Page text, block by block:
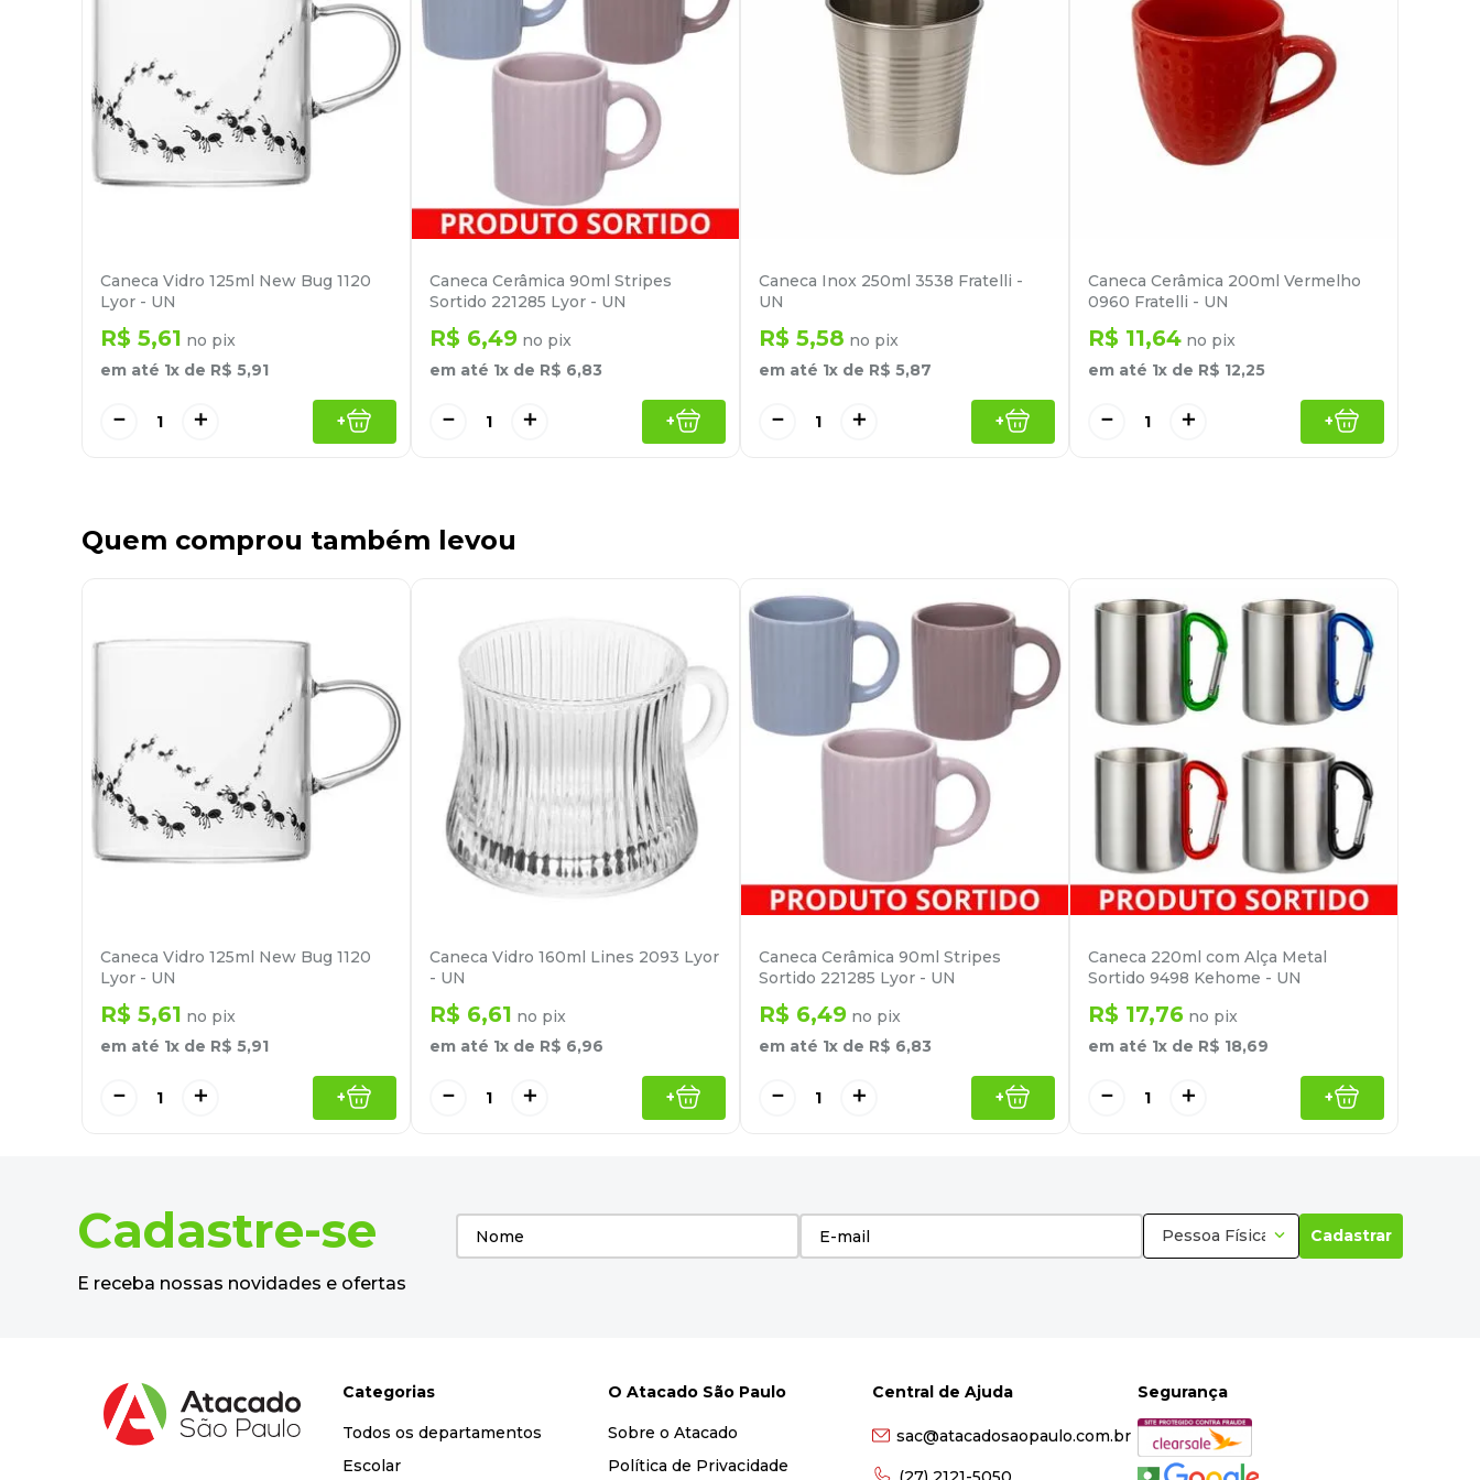
Caneca Vidro 125ml New Bug 1120
Lyor - UN
R$ 5,61 no pix
em até 1x de R$ 5,91
＋
－ +
Caneca Cerâmica 90ml Stripes
Sortido 221285 Lyor - UN
R$ 6,49 no pix
em até 1x de R$ 6,83
＋
－ +
Caneca Inox 250ml 3538 Fratelli -
UN
R$ 5,58 no pix
em até 1x de R$ 5,87
＋
－ +
Caneca Cerâmica 200ml Vermelho
0960 Fratelli - UN
R$ 11,64 no pix
em até 1x de R$ 12,25
＋
－ +
Quem comprou também levou
Caneca Vidro 125ml New Bug 1120
Lyor - UN
R$ 5,61 no pix
em até 1x de R$ 5,91
＋
－ +
Caneca Vidro 160ml Lines 2093 Lyor
- UN
R$ 6,61 no pix
em até 1x de R$ 6,96
＋
－ +
Caneca Cerâmica 90ml Stripes
Sortido 221285 Lyor - UN
R$ 6,49 no pix
em até 1x de R$ 6,83
＋
－ +
Caneca 220ml com Alça Metal
Sortido 9498 Kehome - UN
R$ 17,76 no pix
em até 1x de R$ 18,69
＋
－ +
Cadastre-se
E receba nossas novidades e ofertas
Pessoa Física Cadastrar
Categorias
Todos os departamentos
Escolar
O Atacado São Paulo
Sobre o Atacado
Política de Privacidade
Central de Ajuda
sac@atacadosaopaulo.com.br
Segurança